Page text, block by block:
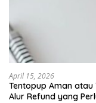
April 15, 2026
Tentopup Aman atau
Alur Refund yang